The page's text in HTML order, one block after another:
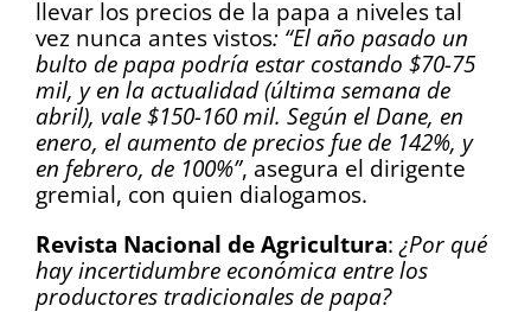
llevar los precios de la papa a niveles tal
vez nunca antes vistos: “El año pasado un
bulto de papa podría estar costando $70-75
mil, y en la actualidad (última semana de
abril), vale $150-160 mil. Según el Dane, en
enero, el aumento de precios fue de 142%, y
en febrero, de 100%”, asegura el dirigente
gremial, con quien dialogamos.
Revista Nacional de Agricultura: ¿Por qué
hay incertidumbre económica entre los
productores tradicionales de papa?